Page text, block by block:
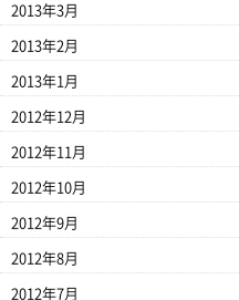
2013年3月
2013年2月
2013年1月
2012年12月
2012年11月
2012年10月
2012年9月
2012年8月
2012年7月